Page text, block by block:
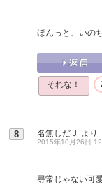
ほんっと、いの
それな！
8 名無しだＪ より
2015年10月26日
尋常じゃない可